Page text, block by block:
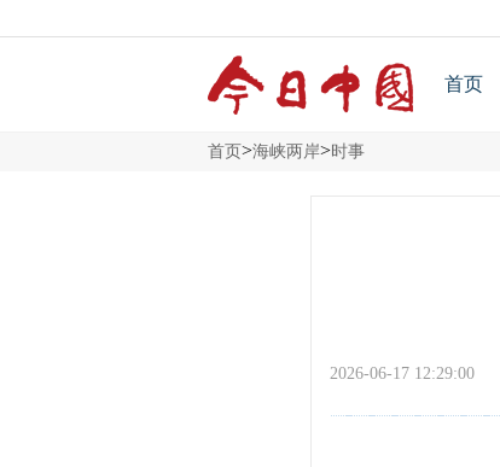
首页
首页 >海峡两岸>时事
2026-06-17 12:29:00